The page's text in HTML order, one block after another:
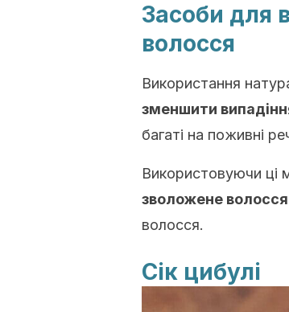
Засоби для
волосся
Використання
зменшити
багаті на поживні
Використовуючи ці
зволожене волосся
волосся.
Сік цибулі